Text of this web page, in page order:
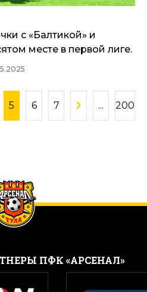
с «Балтикой» и
месте в первой лиге.
5 6 7 ... 200
ПФК «АРСЕНАЛ»